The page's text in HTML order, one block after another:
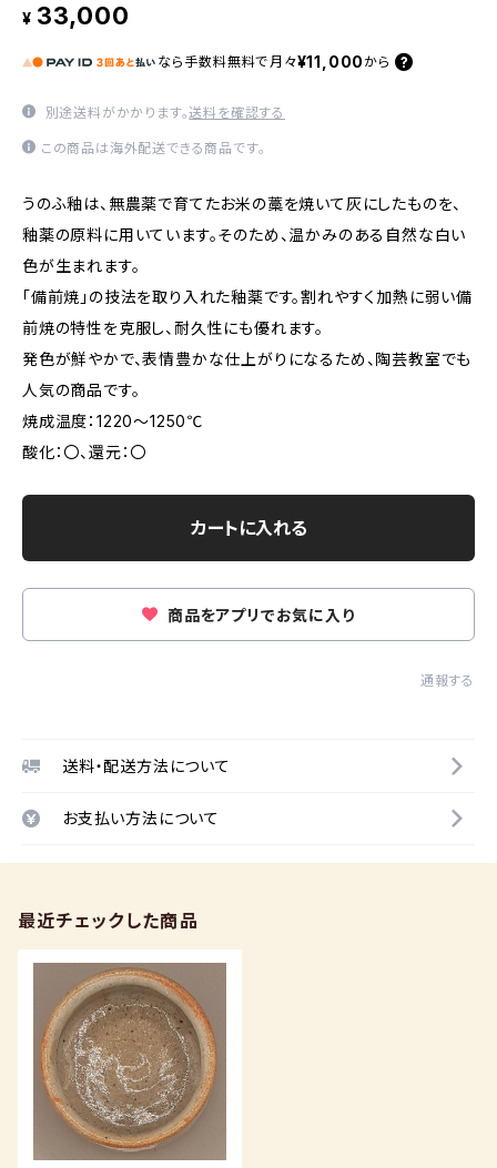
¥ 33,000
なら 手数料無料で 月々¥11,000 から
別途送料がかかります。送料を確認する
この商品は海外配送できる商品です。
うのふ釉は、無農薬で育てたお米の藁を焼いて灰にしたものを、
釉薬の原料に用いています。そのため、温かみのある自然な白い
色が生まれます。
「備前焼」の技法を取り入れた釉薬です。割れやすく加熱に弱い備
前焼の特性を克服し、耐久性にも優れます。
発色が鮮やかで、表情豊かな仕上がりになるため、陶芸教室でも
人気の商品です。
焼成温度：1220～1250℃
酸化：〇、還元：〇
カートに入れる
商品をアプリでお気に入り
通報する
送料・配送方法について
お支払い方法について
最近チェックした商品